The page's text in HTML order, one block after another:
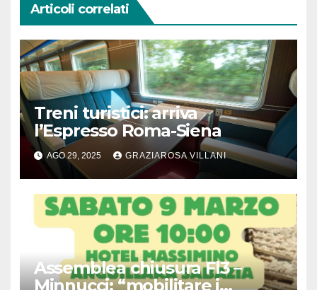
Articoli correlati
Treni turistici: arriva
l’Espresso Roma-Siena
AGO 29, 2025 GRAZIAROSA VILLANI
Assemblea chiusura Fl3 –
Minnucci: “mobilitare i